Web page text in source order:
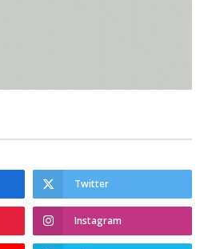
Twitter
Instagram